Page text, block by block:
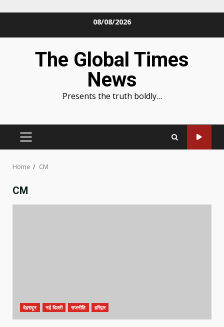
08/08/2026
The Global Times
News
Presents the truth boldly…
PRIMARY
Home CM
CM
देहरादून नई दिल्ली राजनीति हरिद्वार